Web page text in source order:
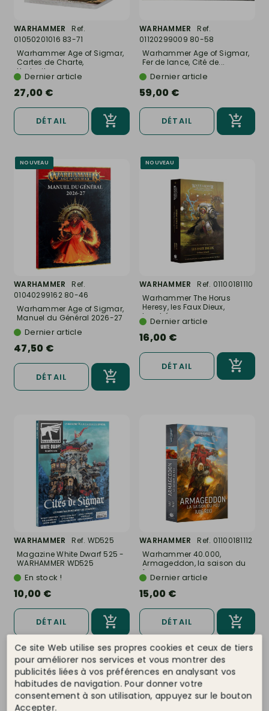
WARHAMMER
Ref.
01050201016 83-71
Warhammer Age of Sigmar,
Cartes de Charte,
Hedonites...
Dernier article
27,00 €
DÉTAIL
WARHAMMER
Ref.
01120299009 80-58
Warhammer Age of Sigmar,
Fer de lance, Cité de...
Dernier article
59,00 €
DÉTAIL
NOUVEAU
WARHAMMER
Ref.
01040299162 80-46
Warhammer Age of Sigmar,
Manuel du Général 2026-27
-...Dernier article
47,50 €
DÉTAIL
NOUVEAU
WARHAMMER
Ref. 01100181110
Warhammer The Horus
Heresy, les Faux Dieux,
broché -...
Dernier article
16,00 €
DÉTAIL
WARHAMMER
Ref. WD525
Magazine White Dwarf 525 -
WARHAMMER WD525
En stock !
10,00 €
DÉTAIL
WARHAMMER
Ref. 01100181112
Warhammer 40.000,
Armageddon, la saison du
feu...Dernier article
15,00 €
DÉTAIL
Ce site Web utilise ses propres cookies et ceux de tiers
pour améliorer nos services et vous montrer des
publicités liées à vos préférences en analysant vos
habitudes de navigation. Pour donner votre
consentement à son utilisation, appuyez sur le bouton
Accepter.